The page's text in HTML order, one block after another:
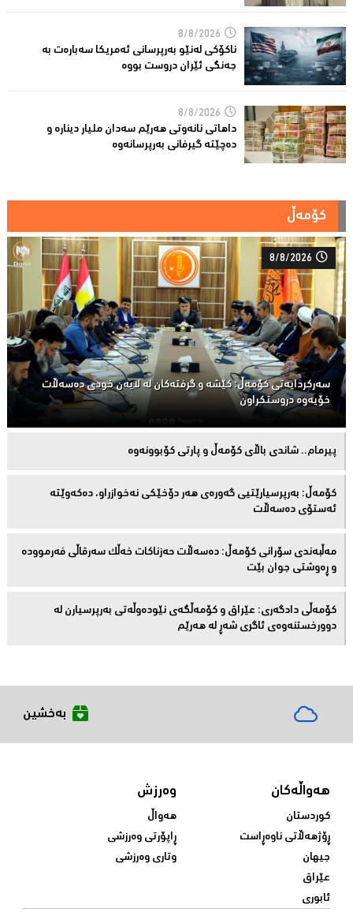
8/8/2026
ناكۆكی لەنێو بەرپرسانى ئەمریكا سەبارەت بە
جەنگی ئێران دروست بووە
8/8/2026
داهاتی نانەوتی هەرێم سەدان ملیار دینارە و
دەچێتە گیرفانی بەرپرسانەوە
کۆمەڵ
8/8/2026
سەركردایەتی كۆمەڵ: كێشە و گرفتەكان لە لایەن خودی دەسەڵات
خۆیەوە دروستكراون
پیرمام.. شاندی باڵای كۆمه‌ڵ و پارتی كۆبوونه‌وه‌
كۆمەڵ: بەرپرسیارێتیی گەورەی هەر دۆخێکی نەخوازراو، دەكەوێتە
ئەستۆی دەسەڵات
مەڵبەندى سۆرانى کۆمەڵ: دەسەڵات حەزناکات خەڵک سەرقاڵى فەرموودە
و ڕەوشتى جوان بێت
کۆمەڵى دادگەرى: عێراق و كۆمەڵگەی نێودەوڵەتی بەرپرسیارن لە
دوورخستنەوەى ئاگری شەڕ لە هەرێم
بەخشین
هەواڵەکان
کوردستان
ڕۆژهەڵاتی ناوەڕاست
جیهان
عێراق
ئابوری
وەرزش
هەواڵ
ڕاپۆرتی وەرزشی
وتاری وەرزشی